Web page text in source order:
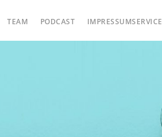
TEAM PODCAST IMPRESSUMSERVICE